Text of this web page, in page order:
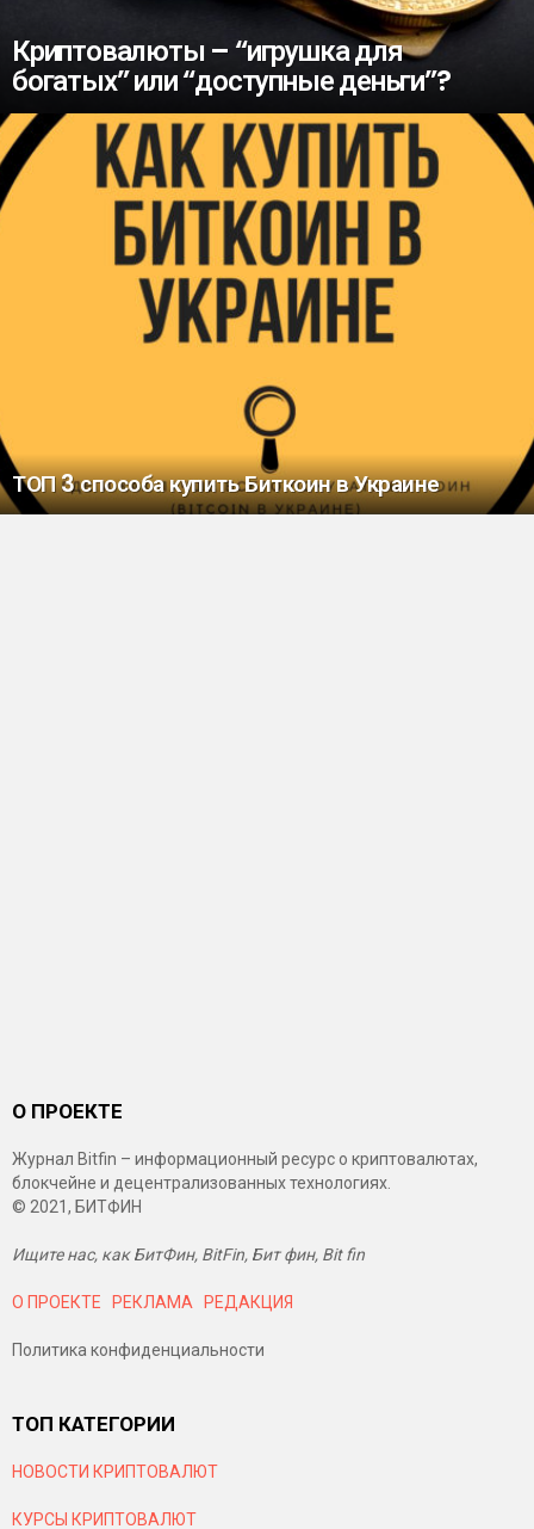
Криптовалюты – “игрушка для
богатых” или “доступные деньги”?
ТОП 3 способа купить Биткоин в Украине
О ПРОЕКТЕ
Журнал Bitfin – информационный ресурс о криптовалютах,
блокчейне и децентрализованных технологиях.
© 2021, БИТФИН
Ищите нас, как БитФин, BitFin, Бит фин, Bit fin
О ПРОЕКТЕ РЕКЛАМА РЕДАКЦИЯ
Политика конфиденциальности
ТОП КАТЕГОРИИ
НОВОСТИ КРИПТОВАЛЮТ
КУРСЫ КРИПТОВАЛЮТ